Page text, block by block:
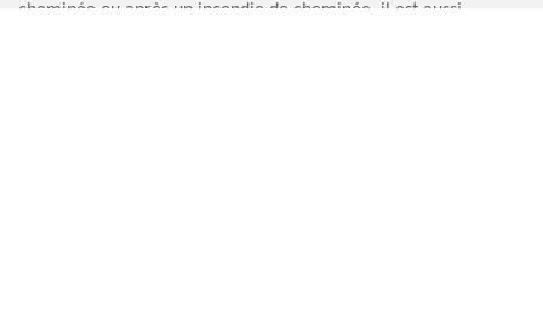
cheminée ou après un incendie de cheminée, il est aussi